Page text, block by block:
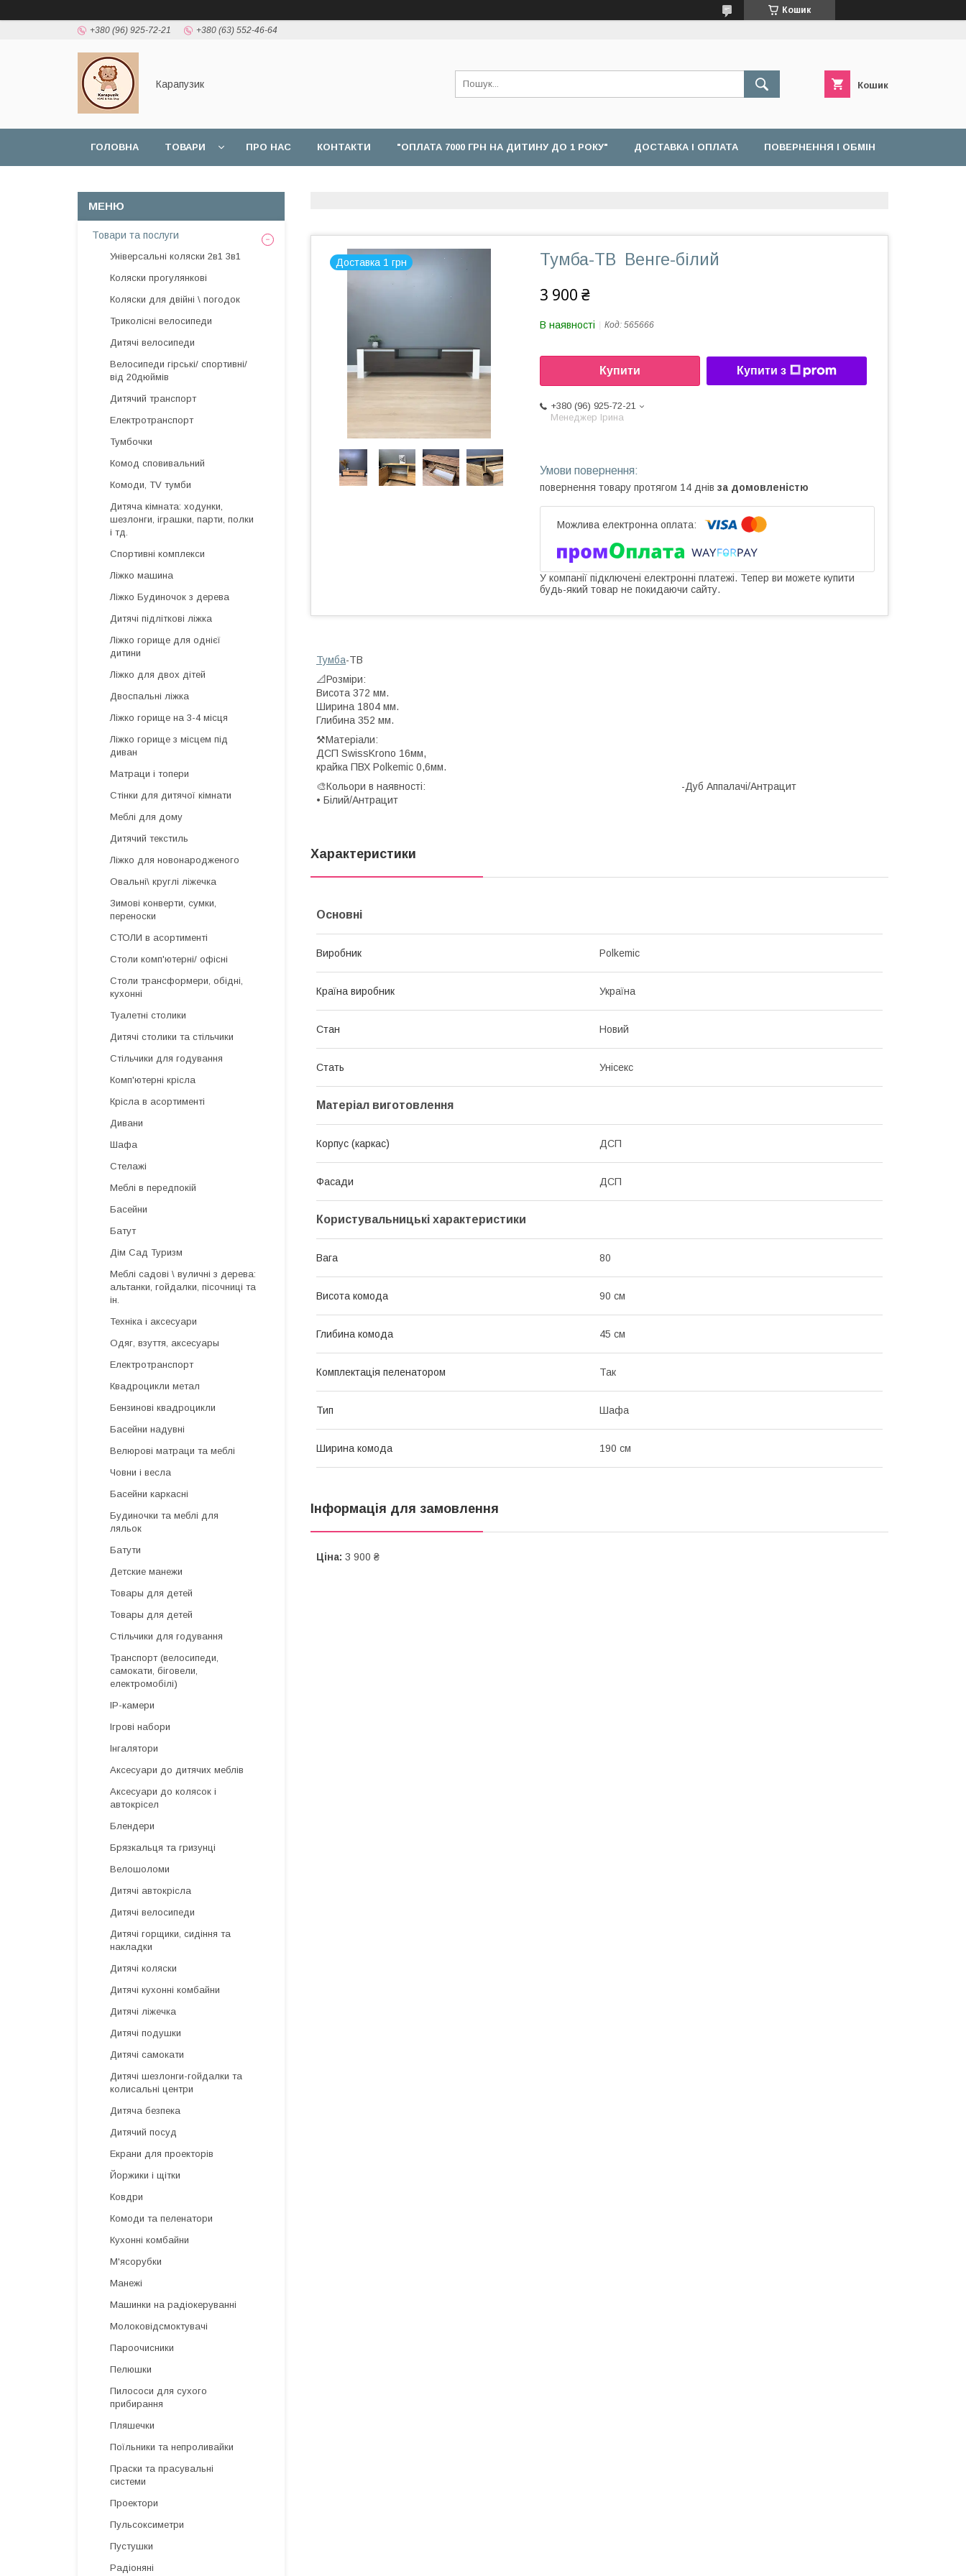
Кошик
+380 (96) 925-72-21 +380 (63) 552-46-64
Карапузик Кошик
ГОЛОВНА ТОВАРИ ПРО НАС КОНТАКТИ "ОПЛАТА 7000 ГРН НА ДИТИНУ ДО 1 РОКУ" ДОСТАВКА І ОПЛАТА ПОВЕРНЕННЯ І ОБМІН
Доставка 1 грн Тумба-ТВ Венге-білий
3 900 ₴
В наявності Код: 565666
Купити Купити з
+380 (96) 925-72-21
Менеджер Ірина
повернення товару протягом 14 днів за домовленістю
У компанії підключені електронні платежі. Тепер ви можете купити
будь-який товар не покидаючи сайту.
Тумба-ТВ
📐Розміри:
Висота 372 мм.
Ширина 1804 мм.
Глибина 352 мм.
⚒️Матеріали:
ДСП SwissKrono 16мм,
крайка ПВХ Polkemic 0,6мм.
🎨Кольори в наявності: -Дуб Аппалачі/Антрацит
• Білий/Антрацит
Характеристики
Основні
Виробник Polkemic
Країна виробник Україна
Стан Новий
Стать Унісекс
Матеріал виготовлення
Корпус (каркас) ДСП
Фасади ДСП
Користувальницькі характеристики
Вага 80
Висота комода 90 см
Глибина комода 45 см
Комплектація пеленатором Так
Тип Шафа
Ширина комода 190 см
Інформація для замовлення
Ціна: 3 900 ₴
Товари та послуги
Універсальні коляски 2в1 3в1
Коляски прогулянкові
Коляски для двійні \ погодок
Триколісні велосипеди
Дитячі велосипеди
Велосипеди гірські/ спортивні/
від 20дюймів
Дитячий транспорт
Електротранспорт
Тумбочки
Комод сповивальний
Комоди, TV тумби
Дитяча кімната: ходунки,
шезлонги, іграшки, парти, полки
і тд.
Спортивні комплекси
Ліжко машина
Ліжко Будиночок з дерева
Дитячі підліткові ліжка
Ліжко горище для однієї
дитини
Ліжко для двох дітей
Двоспальні ліжка
Ліжко горище на 3-4 місця
Ліжко горище з місцем під
диван
Матраци і топери
Стінки для дитячої кімнати
Меблі для дому
Дитячий текстиль
Ліжко для новонародженого
Овальні\ круглі ліжечка
Зимові конверти, сумки,
переноски
СТОЛИ в асортименті
Столи комп'ютерні/ офісні
Столи трансформери, обідні,
кухонні
Туалетні столики
Дитячі столики та стільчики
Стільчики для годування
Комп'ютерні крісла
Крісла в асортименті
Дивани
Шафа
Стелажі
Меблі в передпокій
Басейни
Батут
Дім Сад Туризм
Меблі садові \ вуличні з дерева:
альтанки, гойдалки, пісочниці та
ін.
Техніка і аксесуари
Одяг, взуття, аксесуары
Електротранспорт
Квадроцикли метал
Бензинові квадроцикли
Басейни надувні
Велюрові матраци та меблі
Човни і весла
Басейни каркасні
Будиночки та меблі для
ляльок
Батути
Детские манежи
Товары для детей
Товары для детей
Стільчики для годування
Транспорт (велосипеди,
самокати, біговели,
електромобілі)
IP-камери
Ігрові набори
Інгалятори
Аксесуари до дитячих меблів
Аксесуари до колясок і
автокрісел
Блендери
Брязкальця та гризунці
Велошоломи
Дитячі автокрісла
Дитячі велосипеди
Дитячі горщики, сидіння та
накладки
Дитячі коляски
Дитячі кухонні комбайни
Дитячі ліжечка
Дитячі подушки
Дитячі самокати
Дитячі шезлонги-гойдалки та
колисальні центри
Дитяча безпека
Дитячий посуд
Екрани для проекторів
Йоржики і щітки
Ковдри
Комоди та пеленатори
Кухонні комбайни
М'ясорубки
Манежі
Машинки на радіокеруванні
Молоковідсмоктувачі
Пароочисники
Пелюшки
Пилососи для сухого
прибирання
Пляшечки
Поїльники та непроливайки
Праски та прасувальні
системи
Проектори
Пульсоксиметри
Пустушки
Радіоняні